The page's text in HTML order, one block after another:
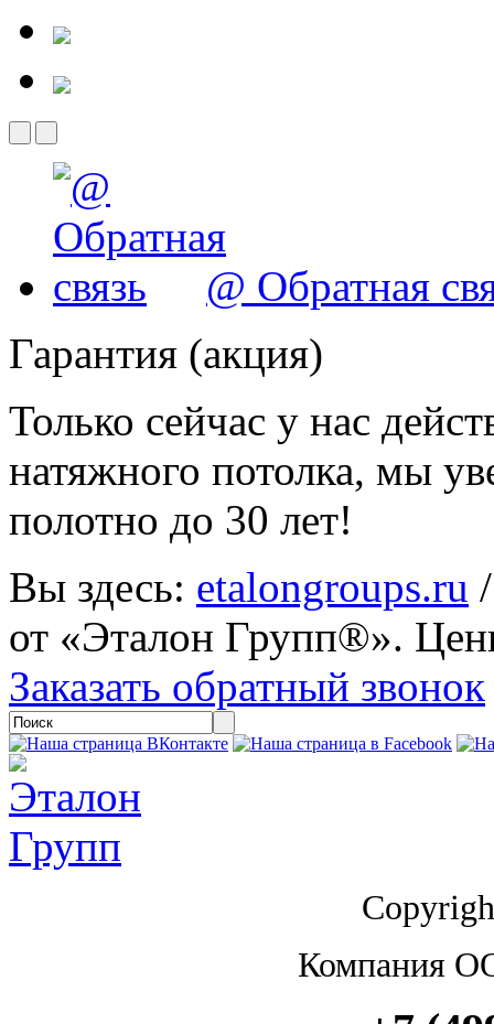
@ Обратная
Гарантия (акция)
Только сейчас у нас
натяжного потолка, мы
полотно до 30 лет!
Вы здесь: etalongroups.ru
от «Эталон Групп®».
Заказать обратный звонок
Компания